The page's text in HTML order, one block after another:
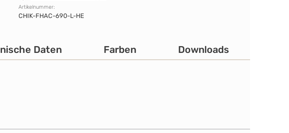
Artikelnummer:
CHIK-FHAC-690-L-HE
Daten Farben Downloads